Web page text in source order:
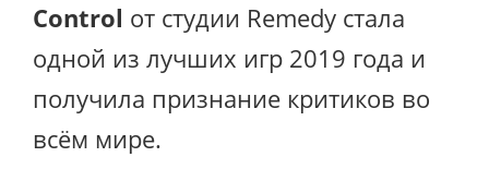
Control от студии Remedy стала
одной из лучших игр 2019 года и
получила признание критиков во
всём мире.